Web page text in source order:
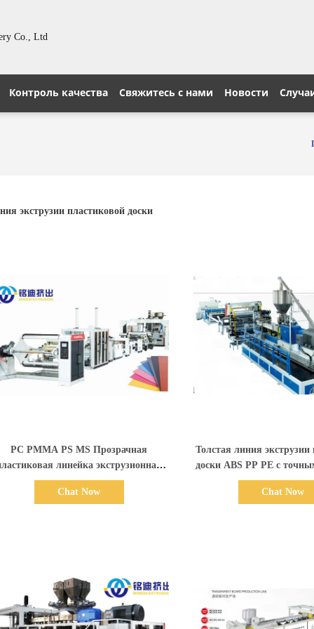
Co., Ltd
Контроль качества Свяжитесь с нами Новости
экструзии пластиковой доски
PC PMMA PS MS Прозрачная
линейка экструзионная
энергосберегающая экструдерная
машина
Chat Now
Толстая линия экструзии
доски ABS PP PE с
толщины
Chat Now